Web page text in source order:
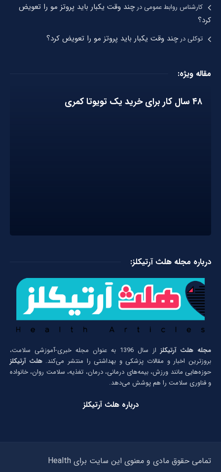
کارشناس روابط عمومیدرچند وقت یکبار باید پروتز مو را تعویض
کرد؟
توکلیدرچند وقت یکبار باید پروتز مو را تعویض کرد؟
مقاله ویژه:
۴۸ سال کار برای خرید یک تویوتا کمری
درباره مجله هلث آرتیکلز:
مجله هلث آرتیکلز
از سال 1396 به عنوان مجله خبری-آموزشی سلامت،
بروزترین اخبار و مقالات پزشکی و بهداشتی را منتشر می‌کند.هلث آرتیکلز
حوزه‌هایی مانند ورزش، بیمه‌های درمانی، درمان، تغذیه، سلامت روان، خانواده
و فناوری سلامت را هم پوشش می‌دهد.
درباره هلث آرتیکلز
تمامی حقوق مادی و معنوی این سایت برای Health